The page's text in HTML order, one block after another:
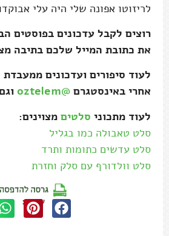
לריזוטו אפונה שלי היה עלי
רוצים לקבל עדכונים בפוסטים
את כתובת המייל שלכם בתיבה
לעוד סיפורים ועדכונים
אחרי באינסטגרם @oztelem
לעוד מתכוני סלטים מצוינים:
סלט טאבולה כמו בגליל
סלט עדשים כתומות ותרד
סלט וולדורף עם סלק וחזרת
שתפו: